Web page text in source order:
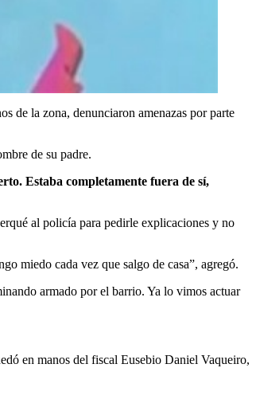
de la zona, denunciaron amenazas por parte
de su padre.
Estaba completamente fuera de sí,
al policía para pedirle explicaciones y no
miedo cada vez que salgo de casa”, agregó.
armado por el barrio. Ya lo vimos actuar
en manos del fiscal Eusebio Daniel Vaqueiro,